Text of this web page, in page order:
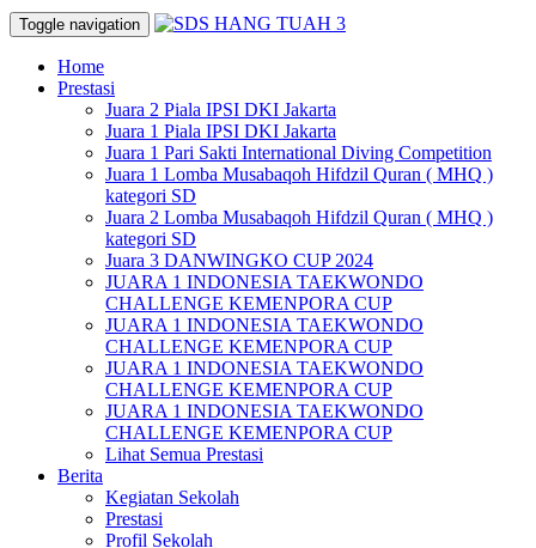
Toggle navigation
Home
Prestasi
Juara 2 Piala IPSI DKI Jakarta
Juara 1 Piala IPSI DKI Jakarta
Juara 1 Pari Sakti International Diving Competition
Juara 1 Lomba Musabaqoh Hifdzil Quran ( MHQ )
kategori SD
Juara 2 Lomba Musabaqoh Hifdzil Quran ( MHQ )
kategori SD
Juara 3 DANWINGKO CUP 2024
JUARA 1 INDONESIA TAEKWONDO
CHALLENGE KEMENPORA CUP
JUARA 1 INDONESIA TAEKWONDO
CHALLENGE KEMENPORA CUP
JUARA 1 INDONESIA TAEKWONDO
CHALLENGE KEMENPORA CUP
JUARA 1 INDONESIA TAEKWONDO
CHALLENGE KEMENPORA CUP
Lihat Semua Prestasi
Berita
Kegiatan Sekolah
Prestasi
Profil Sekolah